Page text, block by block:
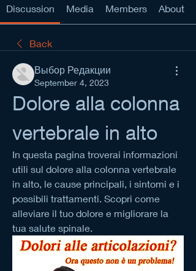
Discussion Media Members About
Back
Выбор Редакции
September 4, 2023
Dolore alla colonna
vertebrale in alto
In questa pagina troverai informazioni
utili sul dolore alla colonna vertebrale
in alto, le cause principali, i sintomi e i
possibili trattamenti. Scopri come
alleviare il tuo dolore e migliorare la
tua salute spinale.